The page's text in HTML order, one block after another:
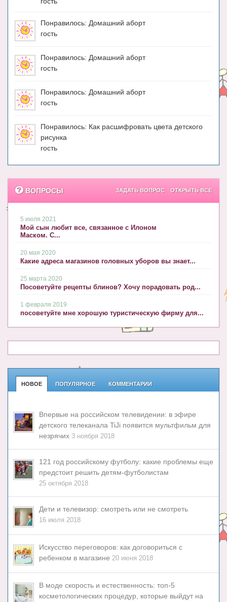
Понравилось: Домашний аборт
гость
Понравилось: Домашний аборт
гость
Понравилось: Домашний аборт
гость
Понравилось: Как расшифровать цвета детского
рисунка
гость
ВОПРОСЫ ОТКРЫТЬ ВСЕ
ЗАДАТЬ ВОПРОС
5 июля 2021
Мой сын любит все, связанное с Илоном
Маском. С...
20 мая 2020
Какие адреса магазинов головных уборов вы знает...
25 марта 2020
Посоветуйте рецепты блинов? Хочу порадовать род...
1 февраля 2019
посоветуйте мне хорошую туристическую фирму для...
НОВОЕ ПОПУЛЯРНОЕ КОММЕНТАРИИ
Впервые на российском телевидении: в эфире
детского телеканала TiJi появится мультфильм для
незрячих 3 ноября 2018
121 год российскому футболу: какие проблемы еще
предстоит решить детям-футболистам
25 октября 2018
Дети и телевизор: смотреть или не смотреть
16 июля 2018
Искусство переговоров: как договориться с
ребенком в магазине 20 июня 2018
В моде скорость и естественность: топ-5
косметологических процедур, которые выйдут на